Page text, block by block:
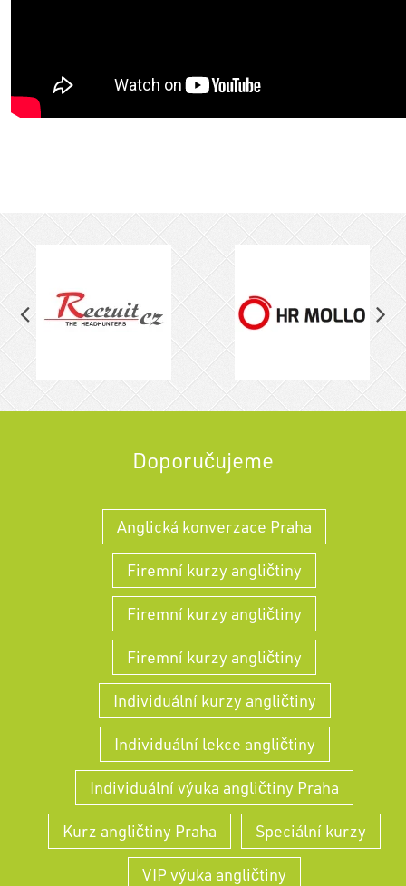
Doporučujeme
Anglická konverzace Praha
Firemní kurzy angličtiny
Firemní kurzy angličtiny
Firemní kurzy angličtiny
Individuální kurzy angličtiny
Individuální lekce angličtiny
Individuální výuka angličtiny Praha
Kurz angličtiny Praha Speciální kurzy
VIP výuka angličtiny